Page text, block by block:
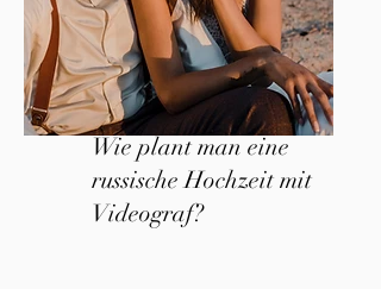
Wie plant man eine
russische Hochzeit mit
Videograf?